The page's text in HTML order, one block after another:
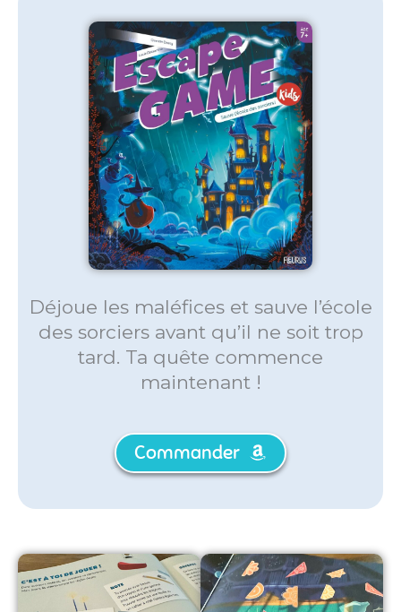
Déjoue les maléfices et sauve l’école
des sorciers avant qu’il ne soit trop
tard. Ta quête commence
maintenant !
Commander